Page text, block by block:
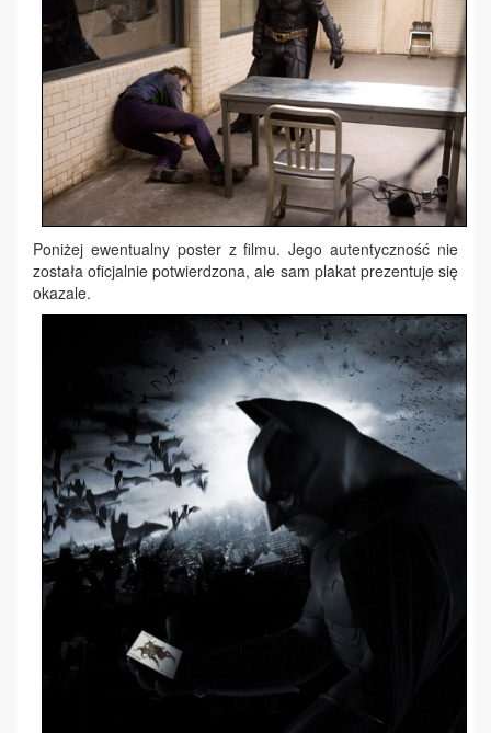
Poniżej ewentualny poster z filmu. Jego autentyczność nie
została oficjalnie potwierdzona, ale sam plakat prezentuje się
okazale.